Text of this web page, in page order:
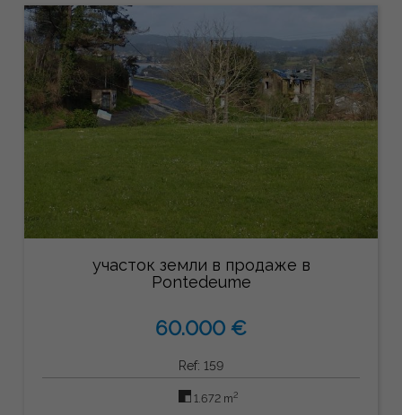
участок земли в продаже в
Pontedeume
60.000 €
Ref: 159
1.672 m2